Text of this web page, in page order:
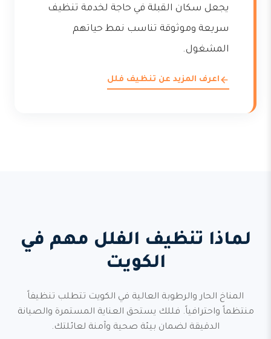
يجعل سكان القبلة في حاجة لخدمة تنظيف
سريعة وموثوقة تناسب نمط حياتهم
المشغول.
اعرف المزيد عن تنظيف فلل
لماذا تنظيف الفلل مهم في
الكويت
المناخ الحار والرطوبة العالية في الكويت تتطلب تنظيفاً
منتظماً واحترافياً. فللك يستحق العناية المستمرة والصيانة
الدقيقة لضمان بيئة صحية وآمنة لعائلتك.